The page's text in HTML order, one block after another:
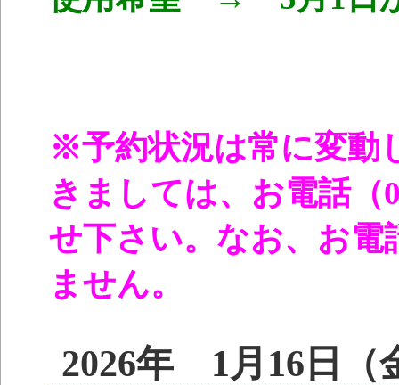
※予約状況は常に変動
きましては、お電話（
せ下さい。なお、お電
ません。
2026年 1月16日（